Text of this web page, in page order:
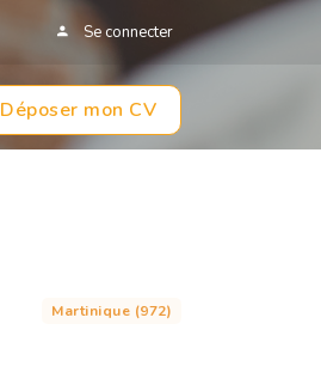
Se connecter
Déposer mon CV
Martinique (972)